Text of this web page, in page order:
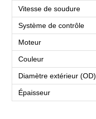
Vitesse de soudure
Système de contrôle
Moteur
Couleur
Diamètre extérieur (OD)
Épaisseur